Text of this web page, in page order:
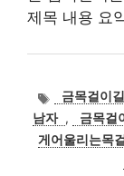
제목 내용 요
태
그
금목걸이
남자 , 금목걸
게어울리는목